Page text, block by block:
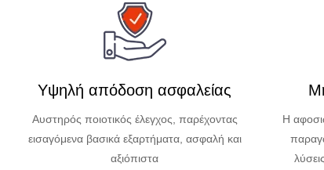
Υψηλή απόδοση ασφαλείας
Αυστηρός ποιοτικός έλεγχος, παρέχοντας
εισαγόμενα βασικά εξαρτήματα, ασφαλή και
αξιόπιστα
Η